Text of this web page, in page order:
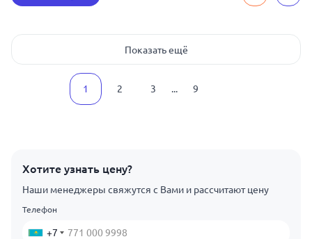
Показать ещё
1 2 3 ... 9
Хотите узнать цену?
Наши менеджеры свяжутся с Вами и рассчитают цену
Телефон
+7